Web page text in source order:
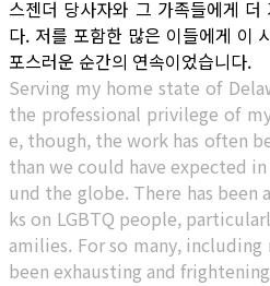
스젠더 당사자와 그 가족들에게
다. 저를 포함한 많은 이들에게 이
포스러운 순간의 연속이었습니다.
Serving my home state of
the professional privilege of
e, though, the work has often
than we could have expected
und the globe. There has been
ks on LGBTQ people,
amilies. For so many, including
been exhausting and